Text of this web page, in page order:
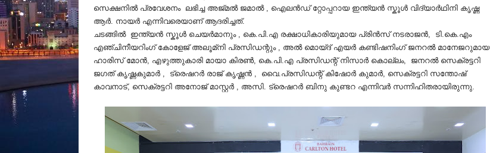
സെക്ഷനിൽ പ്രവേശനം ലഭിച്ച അജ്മൽ ജമാൽ , ഐലൻഡ് റ്റോപ്പറായ ഇന്ത്യന്‍ സ്കൂള്‍ വിദ്യാര്‍ഥിനി കൃഷ്ണ
ആർ. നായർ എന്നിവരെയാണ് ആദരിച്ചത്.
ചടങ്ങിൽ ഇന്ത്യൻ സ്കൂൾ ചെയർമാനും , കെ.പി.എ രക്ഷാധികാരിയുമായ പ്രിൻസ് നടരാജൻ, ടി.കെ.എം
എഞ്ചിനീയറിംഗ് കോളേജ് അലൂമ്‌നി പ്രസിഡന്റും , അൽ മൊയ്‌ദ് എയർ കണ്ടിഷനിംഗ് ജനറൽ മാനേജറുമായ
ഹാരിസ് മോൻ, എഴുത്തുകാരി മായാ കിരൺ, കെ.പി.എ പ്രസിഡന്റ് നിസാർ കൊല്ലം, ജനറൽ സെക്രട്ടറി
ജഗത് കൃഷ്ണകുമാർ , ട്രെഷറർ രാജ് കൃഷ്ണൻ , വൈ.പ്രസിഡന്റ് കിഷോർ കുമാർ, സെക്രട്ടറി സന്തോഷ്
കാവനാട്, സെക്രട്ടറി അനോജ് മാസ്റ്റർ , അസി. ട്രെഷറർ ബിനു കുണ്ടറ എന്നിവർ സന്നിഹിതരായിരുന്നു.